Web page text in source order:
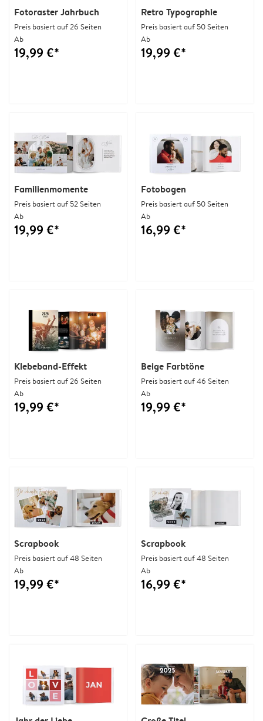
Retro Typographie
Preis basiert auf 50 Seiten
Ab
19,99 €*
Beige Farbtöne
Preis basiert auf 46 Seiten
Ab
19,99 €*
Klebeband-Effekt
Preis basiert auf 26 Seiten
Ab
19,99 €*
Familienmomente
Preis basiert auf 52 Seiten
Ab
19,99 €*
Fotoraster Jahrbuch
Preis basiert auf 26 Seiten
Ab
19,99 €*
Fotobogen
Preis basiert auf 50 Seiten
Ab
16,99 €*
Scrapbook
Preis basiert auf 48 Seiten
Ab
19,99 €*
Scrapbook
Preis basiert auf 48 Seiten
Ab
16,99 €*